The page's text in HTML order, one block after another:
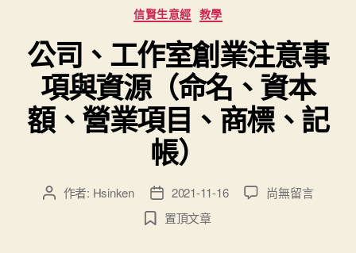
分
類
信賢生意經 教學
公司、工作室創業注意事
項與資源（命名、資本
額、營業項目、商標、記
帳）
文 作者: Hsinken
文
章
發
2021-11-16
在
尚無留言
置頂文章